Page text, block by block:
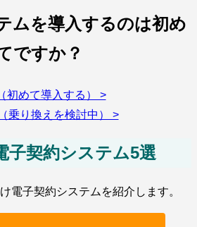
ムを導入するのは初め
ですか？
初めて導入する） >
乗り換えを検討中） >
子契約システム5選
電子契約システムを紹介します。